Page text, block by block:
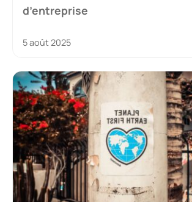
d’entreprise
5 août 2025